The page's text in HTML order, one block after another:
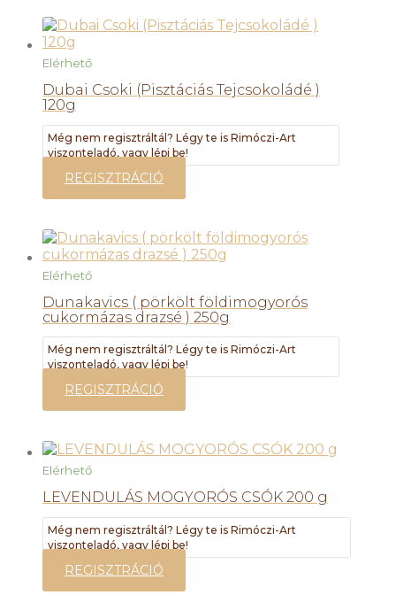
Elérhető
Dubai Csoki (Pisztáciás Tejcsokoládé )
120g
Még nem regisztráltál? Légy te is Rimóczi-Art
viszonteladó, vagy lépj be!
REGISZTRÁCIÓ
Elérhető
Dunakavics ( pörkölt földimogyorós
cukormázas drazsé ) 250g
Még nem regisztráltál? Légy te is Rimóczi-Art
viszonteladó, vagy lépj be!
REGISZTRÁCIÓ
Elérhető
LEVENDULÁS MOGYORÓS CSÓK 200 g
Még nem regisztráltál? Légy te is Rimóczi-Art
viszonteladó, vagy lépj be!
REGISZTRÁCIÓ